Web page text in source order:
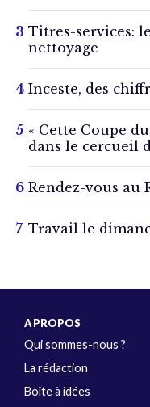
Titres-services:
nettoyage
Inceste, des
« Cette Coupe
dans le cercueil
Rendez-vous au
Travail le
A PROPOS
Qui sommes-nous ?
La rédaction
Boîte à idées